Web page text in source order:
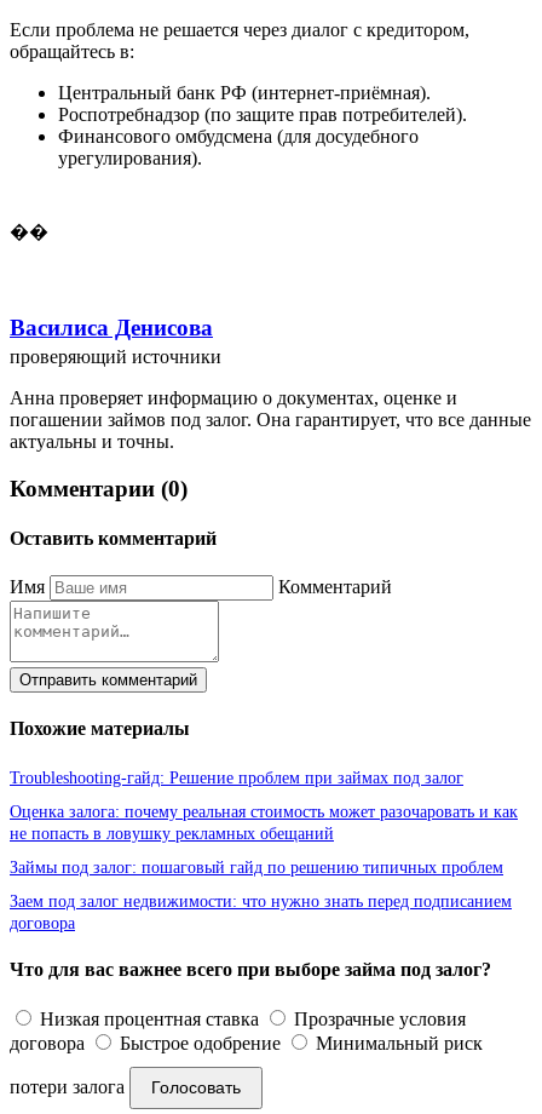
Если проблема не решается через диалог с кредитором,
обращайтесь в:
Центральный банк РФ (интернет-приёмная).
Роспотребнадзор (по защите прав потребителей).
Финансового омбудсмена (для досудебного
урегулирования).
��
Василиса Денисова
проверяющий источники
Анна проверяет информацию о документах, оценке и
погашении займов под залог. Она гарантирует, что все данные
актуальны и точны.
Комментарии (0)
Оставить комментарий
Имя Комментарий
Отправить комментарий
Похожие материалы
Troubleshooting-гайд: Решение проблем при займах под залог
Оценка залога: почему реальная стоимость может разочаровать и как
не попасть в ловушку рекламных обещаний
Займы под залог: пошаговый гайд по решению типичных проблем
Заем под залог недвижимости: что нужно знать перед подписанием
договора
Что для вас важнее всего при выборе займа под залог?
Низкая процентная ставка
Прозрачные условия
договора
Быстрое одобрение Минимальный риск
потери залога Голосовать